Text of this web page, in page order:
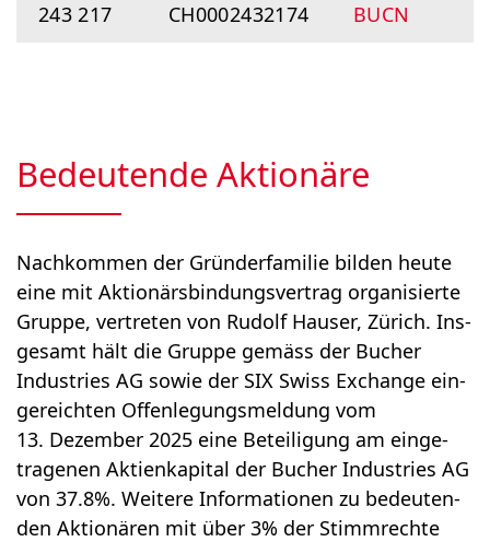
243 217 CH0002432174 BUCN
Bedeutende Aktionäre
Nach­kom­men der Grün­der­fa­mi­lie bil­den heu­te
eine mit Aktio­närs­bin­dungs­ver­trag orga­ni­sier­te
Grup­pe, ver­tre­ten von Rudolf Hau­ser, Zürich. Ins­
ge­samt hält die Grup­pe gemäss der Bucher
Industries AG sowie der SIX Swiss Exch­an­ge ein­
ge­reich­ten Offen­le­gungs­mel­dung vom
13. Dezember 2025 eine Betei­li­gung am ein­ge­
tra­ge­nen Akti­en­ka­pi­tal der Bucher Industries AG
von 37.8%. Wei­te­re Infor­ma­tio­nen zu bedeu­ten­
den Aktio­nä­ren mit über 3% der Stimm­rech­te